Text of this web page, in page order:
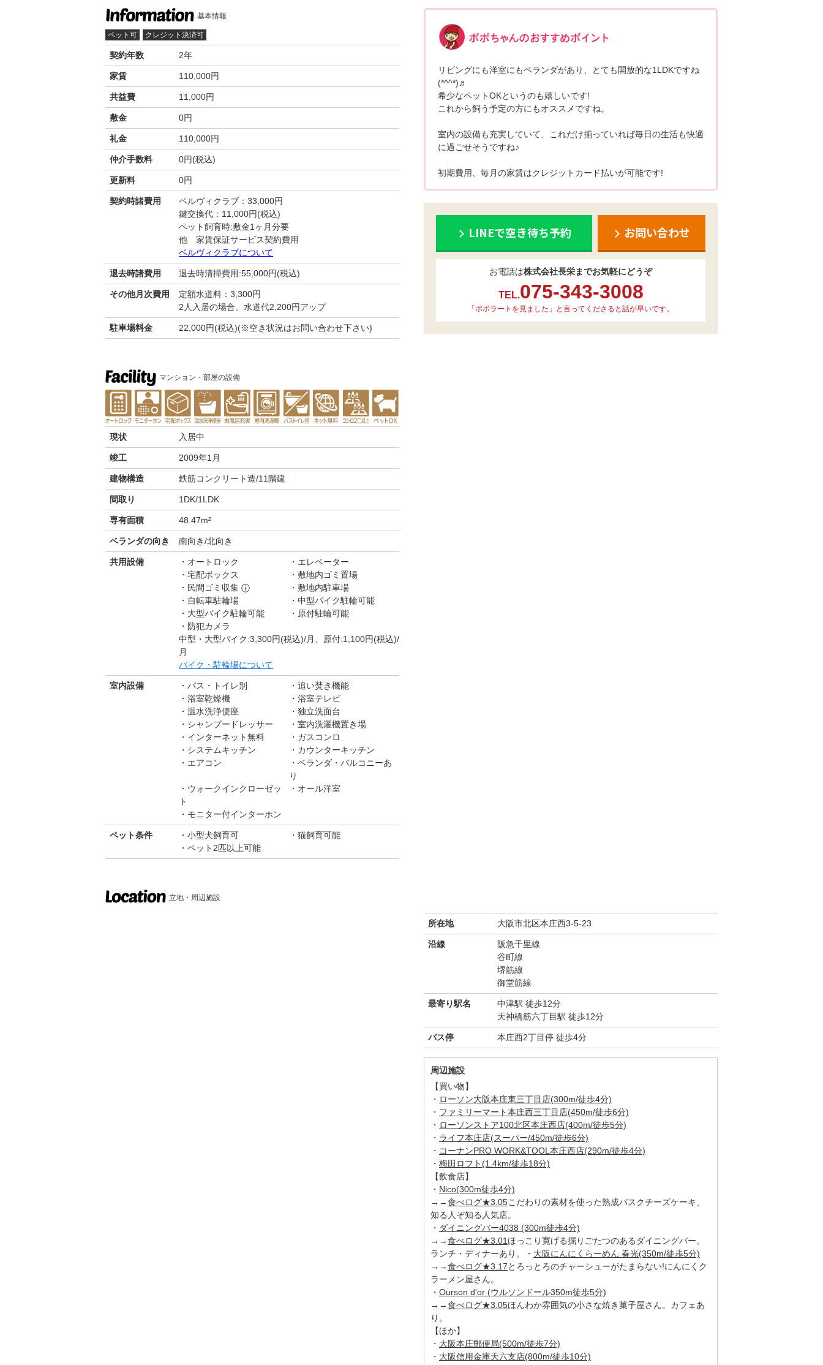
基本情報
ペット可 クレジット決済可
契約年数 2年
家賃 110,000円
共益費 11,000円
敷金 0円
礼金 110,000円
仲介手数料 0円(税込)
更新料 0円
契約時諸費用
ベルヴィクラブ：33,000円
鍵交換代：11,000円(税込)
ペット飼育時:敷金1ヶ月分要
他 家賃保証サービス契約費用
ベルヴィクラブについて
退去時諸費用 退去時清掃費用:55,000円(税込)
その他月次費用
定額水道料：3,300円
2人入居の場合、水道代2,200円アップ
駐車場料金 22,000円(税込)(※空き状況はお問い合わせ下さい)
マンション・部屋の設備
現状 入居中
竣工 2009年1月
建物構造 鉄筋コンクリート造/11階建
間取り 1DK/1LDK
専有面積 48.47m²
ベランダの向き 南向き/北向き
共用設備 オートロック
エレベーター
宅配ボックス
敷地内ゴミ置場
民間ゴミ収集 ⓘ
敷地内駐車場
自転車駐輪場
中型バイク駐輪可能
大型バイク駐輪可能
原付駐輪可能
防犯カメラ
中型・大型バイク:3,300円(税込)/月、原付:1,100円(税込)/
月
バイク・駐輪場について
室内設備 バス・トイレ別
追い焚き機能
浴室乾燥機
浴室テレビ
温水洗浄便座
独立洗面台
シャンプードレッサー
室内洗濯機置き場
インターネット無料
ガスコンロ
システムキッチン
カウンターキッチン
エアコン
ベランダ・バルコニーあ
り
ウォークインクローゼッ
ト
オール洋室
モニター付インターホン
ペット条件 小型犬飼育可
猫飼育可能
ペット2匹以上可能
リビングにも洋室にもベランダがあり、とても開放的な1LDKですね
(*^^*)♬
希少なペットOKというのも嬉しいです!
これから飼う予定の方にもオススメですね。
室内の設備も充実していて、これだけ揃っていれば毎日の生活も快適
に過ごせそうですね♪
初期費用、毎月の家賃はクレジットカード払いが可能です!
LINEで空き待ち予約 お問い合わせ
お電話は株式会社長栄までお気軽にどうぞ
TEL.075-343-3008
「ポポラートを見ました」と言ってくださると話が早いです。
立地・周辺施設
所在地 大阪市北区本庄西3-5-23
沿線
阪急千里線
谷町線
堺筋線
御堂筋線
最寄り駅名
中津駅 徒歩12分
天神橋筋六丁目駅 徒歩12分
バス停 本庄西2丁目停 徒歩4分
周辺施設
【買い物】
・ ローソン大阪本庄東三丁目店(300m/徒歩4分)
・ ファミリーマート本庄西三丁目店(450m/徒歩6分)
・ ローソンストア100北区本庄西店(400m/徒歩5分)
・ ライフ本庄店(スーパー/450m/徒歩6分)
・ コーナンPRO WORK&TOOL本庄西店(290m/徒歩4分)
・ 梅田ロフト(1.4km/徒歩18分)
【飲食店】
・ Nico(300m徒歩4分)
→→食べログ★3.05こだわりの素材を使った熟成バスクチーズケーキ、
知る人ぞ知る人気店。
・ ダイニングバー4038 (300m徒歩4分)
→→食べログ★3.01ほっこり寛げる掘りごたつのあるダイニングバー。
ランチ・ディナーあり。・ 大阪にんにくらーめん 春光(350m/徒歩5分)
→→食べログ★3.17とろっとろのチャーシューがたまらない!にんにくク
ラーメン屋さん。
・ Ourson d'or (ウルソンドール350m徒歩5分)
→→食べログ★3.05ほんわか雰囲気の小さな焼き菓子屋さん。カフェあ
り。
【ほか】
・ 大阪本庄郵便局(500m/徒歩7分)
・ 大阪信用金庫天六支店(800m/徒歩10分)